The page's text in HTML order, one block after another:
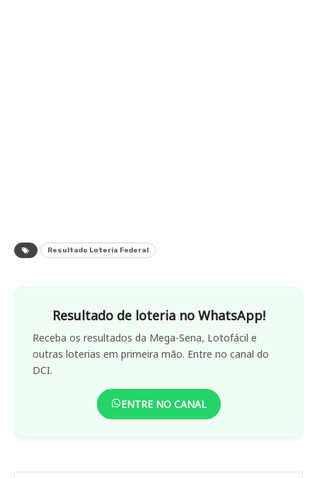
Resultado Loteria Federal
Resultado de loteria no WhatsApp!
Receba os resultados da Mega-Sena, Lotofácil e
outras loterias em primeira mão. Entre no canal do
DCI.
ENTRE NO CANAL